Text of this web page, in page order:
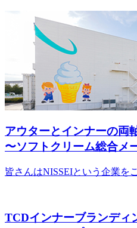
アウターとインナーの両
〜ソフトクリーム総合メ
皆さんはNISSEIという企業
TCDインナーブランディ